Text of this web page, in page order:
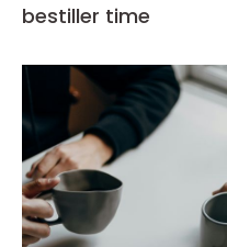
bestiller time